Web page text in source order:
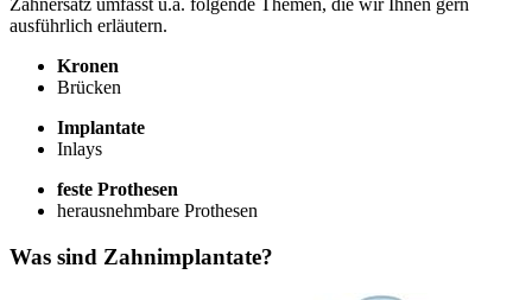
Zahnersatz umfasst u.a. folgende Themen, die wir Ihnen gern
ausführlich erläutern.
Kronen
Brücken
Implantate
Inlays
feste Prothesen
herausnehmbare Prothesen
Was sind Zahnimplantate?